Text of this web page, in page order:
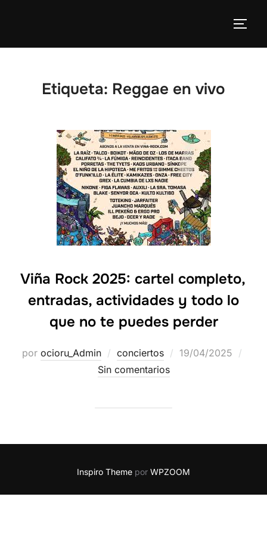
Etiqueta: Reggae en vivo
Viña Rock 2025: cartel completo,
entradas, actividades y todo lo
que no te puedes perder
por ocioru_Admin conciertos
19/04/2025
Sin comentarios
Inspiro Theme por WPZOOM